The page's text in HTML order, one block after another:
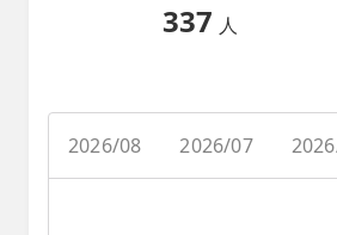
337 人
2026/08 2026/07